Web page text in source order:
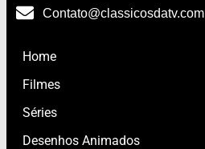
Contato@classicosdatv.com
Home
Filmes
Séries
Desenhos Animados